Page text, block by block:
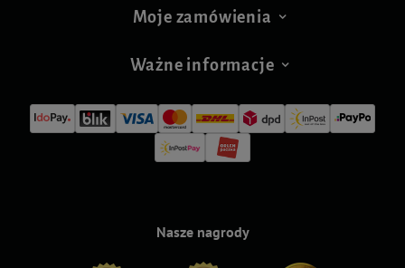
Moje zamówienia
Ważne informacje
Nasze nagrody